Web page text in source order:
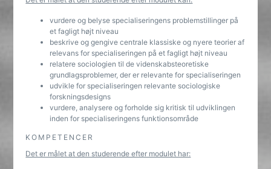
vurdere og belyse specialiseringens problemstillinger på
et fagligt højt niveau
beskrive og gengive centrale klassiske og nyere teorier af
relevans for specialiseringen på et fagligt højt niveau
relatere sociologien til de videnskabsteoretiske
grundlagsproblemer, der er relevante for specialiseringen
udvikle for specialiseringen relevante sociologiske
forskningsdesigns
vurdere, analysere og forholde sig kritisk til udviklingen
inden for specialiseringens funktionsområde
KOMPETENCER
Det er målet at den studerende efter modulet har: